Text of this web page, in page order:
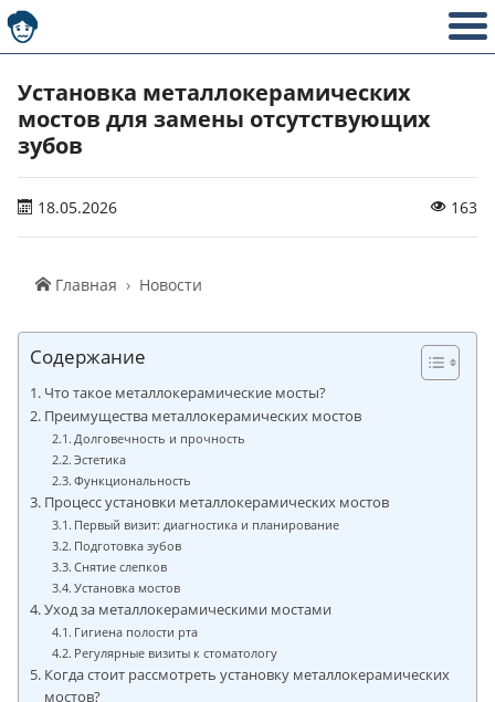
Установка металлокерамических
мостов для замены отсутствующих
зубов
18.05.2026 163
Главная Новости
Содержание
Что такое металлокерамические мосты?
Преимущества металлокерамических мостов
Долговечность и прочность
Эстетика
Функциональность
Процесс установки металлокерамических мостов
Первый визит: диагностика и планирование
Подготовка зубов
Снятие слепков
Установка мостов
Уход за металлокерамическими мостами
Гигиена полости рта
Регулярные визиты к стоматологу
Когда стоит рассмотреть установку металлокерамических
мостов?